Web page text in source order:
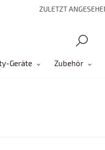
ZULETZT
Geräte Zubehör